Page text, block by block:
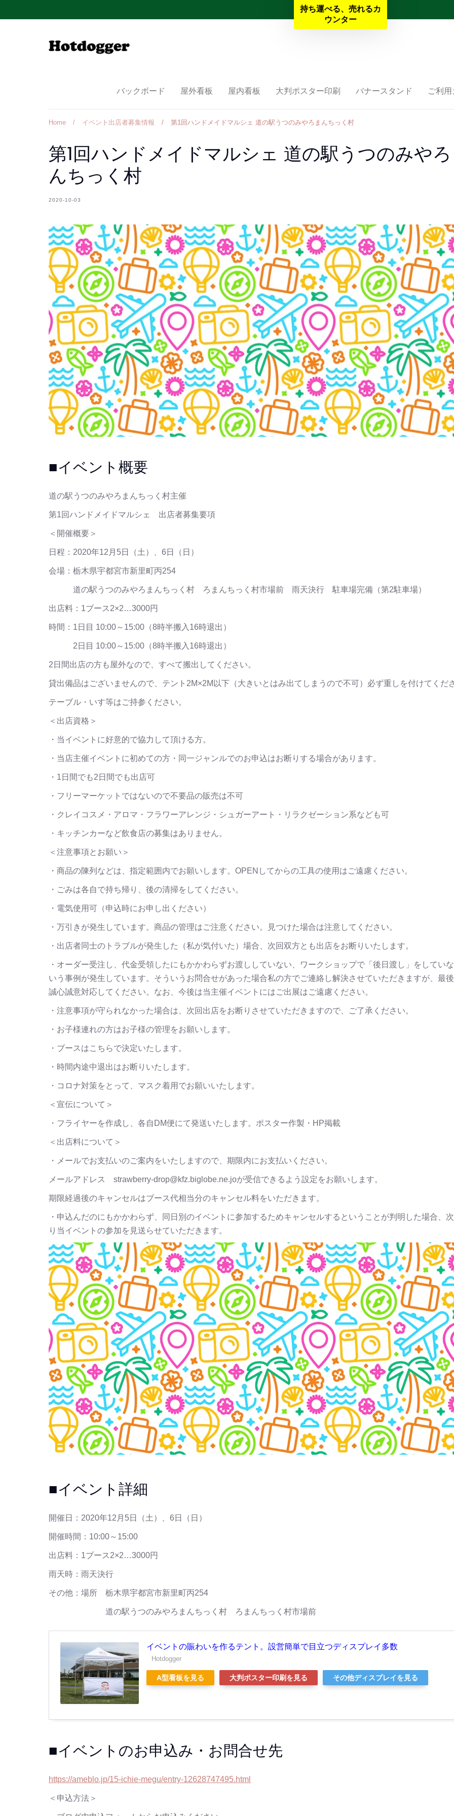
to
夏季休業と納期のお知らせ
バックボード 屋外看板 屋内看板 大判ポスター印刷 バナースタンド ご利
Home / イベント出店者募集情報 / 第1回ハンドメイドマルシェ 道の駅うつのみやろまんちっく村
第1回ハンドメイドマルシェ 道の駅うつのみや
んちっく村
2020-10-03
■イベント概要
道の駅うつのみやろまんちっく村主催
第1回ハンドメイドマルシェ 出店者募集要項
＜開催概要＞
日程：2020年12月5日（土）、6日（日）
会場：栃木県宇都宮市新里町丙254
道の駅うつのみやろまんちっく村 ろまんちっく村市場前 雨天決行 駐車場完備（第2駐車場）
出店料：1ブース2×2…3000円
時間：1日目 10:00～15:00（8時半搬入16時退出）
2日目 10:00～15:00（8時半搬入16時退出）
2日間出店の方も屋外なので、すべて搬出してください。
貸出備品はございませんので、テント2M×2M以下（大きいとはみ出てしまうので不可）必ず重しを付けてくだ
テーブル・いす等はご持参ください。
＜出店資格＞
・当イベントに好意的で協力して頂ける方。
・当店主催イベントに初めての方・同一ジャンルでのお申込はお断りする場合があります。
・1日間でも2日間でも出店可
・フリーマーケットではないので不要品の販売は不可
・クレイコスメ・アロマ・フラワーアレンジ・シュガーアート・リラクゼーション系なども可
・キッチンカーなど飲食店の募集はありません。
＜注意事項とお願い＞
・商品の陳列などは、指定範囲内でお願いします。OPENしてからの工具の使用はご遠慮ください。
・ごみは各自で持ち帰り、後の清掃をしてください。
・電気使用可（申込時にお申し出ください）
・万引きが発生しています。商品の管理はご注意ください。見つけた場合は注意してください。
・出店者同士のトラブルが発生した（私が気付いた）場合、次回双方とも出店をお断りいたします。
・オーダー受注し、代金受領したにもかかわらずお渡ししていない、ワークショップで「後日渡し」をしてい
いう事例が発生しています。そういうお問合せがあった場合私の方でご連絡し解決させていただきますが、最
誠心誠意対応してください。なお、今後は当主催イベントにはご出展はご遠慮ください。
・注意事項が守られなかった場合は、次回出店をお断りさせていただきますので、ご了承ください。
・お子様連れの方はお子様の管理をお願いします。
・ブースはこちらで決定いたします。
・時間内途中退出はお断りいたします。
・コロナ対策をとって、マスク着用でお願いいたします。
＜宣伝について＞
・フライヤーを作成し、各自DM便にて発送いたします。ポスター作製・HP掲載
＜出店料について＞
・メールでお支払いのご案内をいたしますので、期限内にお支払いください。
メールアドレス strawberry-drop@kfz.biglobe.ne.joが受信できるよう設定をお願いします。
期限経過後のキャンセルはブース代相当分のキャンセル料をいただきます。
・申込んだのにもかかわらず、同日別のイベントに参加するためキャンセルするということが判明した場合、
り当イベントの参加を見送らせていただきます。
■イベント詳細
開催日：2020年12月5日（土）、6日（日）
開催時間：10:00～15:00
出店料：1ブース2×2…3000円
雨天時：雨天決行
その他：場所 栃木県宇都宮市新里町丙254
道の駅うつのみやろまんちっく村 ろまんちっく村市場前
イベントの賑わいを作るテント。設営簡単で目立つディスプレイ多数
Hotdogger
A型看板を見る 大判ポスター印刷を見る その他ディスプレイを見る
■イベントのお申込み・お問合せ先
https://ameblo.jp/15-ichie-megu/entry-12628747495.html
＜申込方法＞
持ち運べる、売れるカ
ウンター